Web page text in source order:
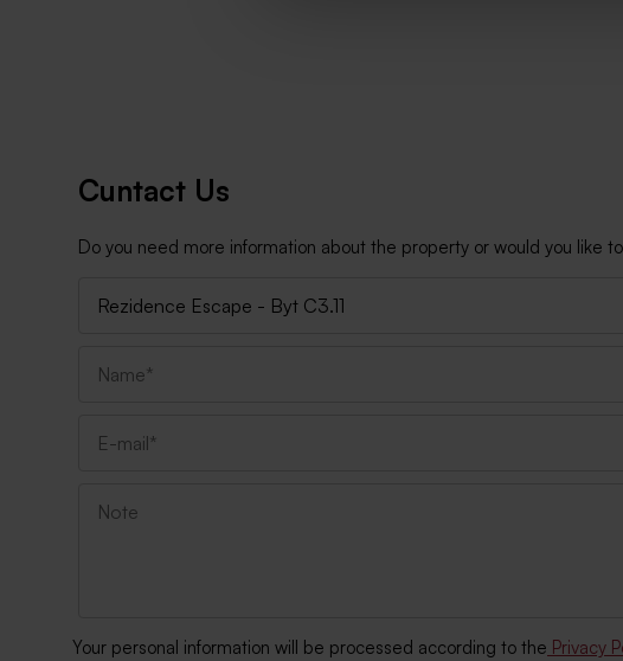
Cuntact Us
Do you need more information about the property or would you like
Your personal information will be processed according to the Privacy